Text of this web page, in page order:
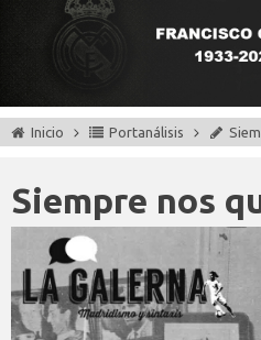
Inicio Portanálisis
Siempre nos